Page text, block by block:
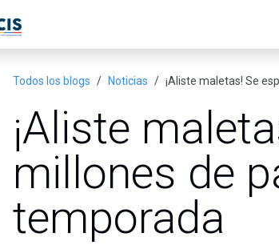
Todos los blogs Noticias ¡Aliste maletas! Se
¡Aliste
millones de
temporada